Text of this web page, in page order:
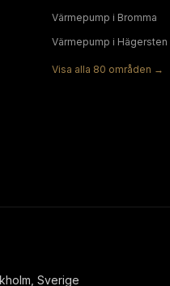
Värmepump i Bromma
Värmepump i Hägersten
Visa alla 80 områden →
Sverige